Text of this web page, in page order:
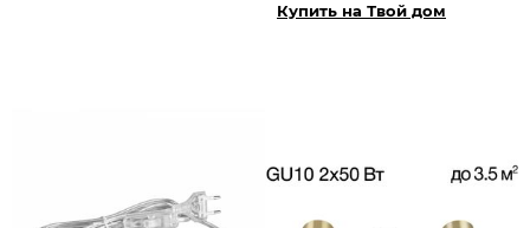
Купить на Твой дом